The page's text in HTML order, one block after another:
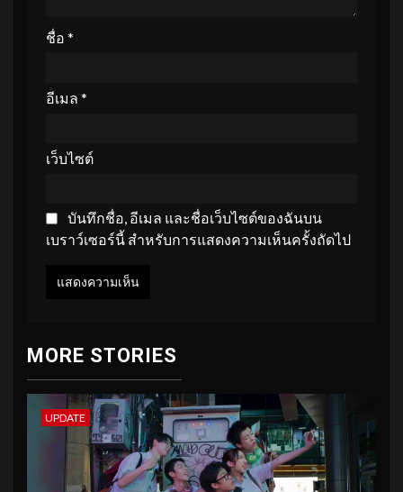
ชื่อ *
อีเมล *
เว็บไซต์
บันทึกชื่อ, อีเมล และชื่อเว็บไซต์ของฉันบน
เบราว์เซอร์นี้ สำหรับการแสดงความเห็นครั้งถัดไป
MORE STORIES
UPDATE